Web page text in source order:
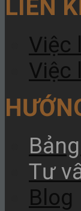
LIÊN
Việc
Việc
Tư
Blog